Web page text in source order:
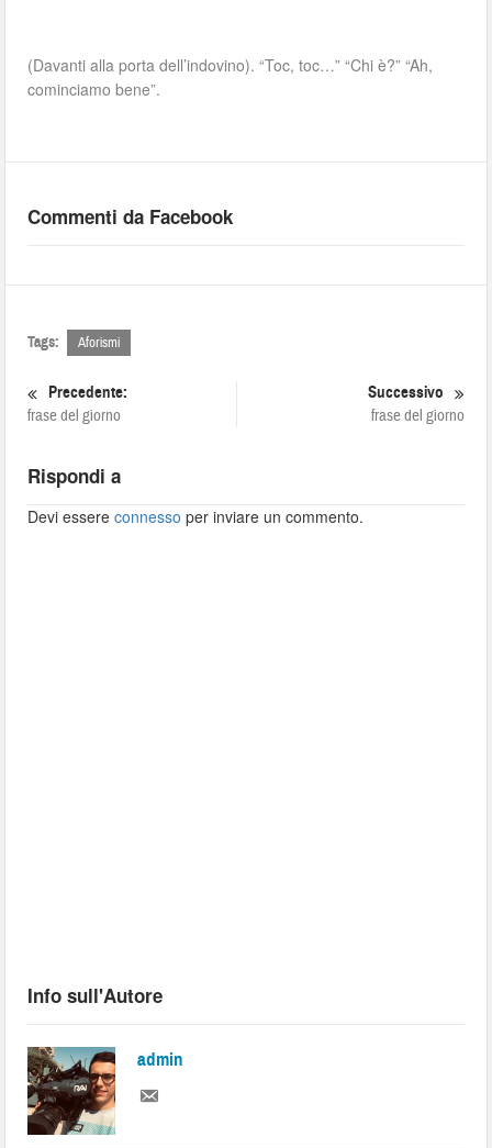
(Davanti alla porta dell’indovino). “Toc, toc…” “Chi è?” “Ah,
cominciamo bene”.
Commenti da Facebook
Tags: Aforismi
Precedente:
frase del giorno
Successivo
frase del giorno
Rispondi a
Devi essereconnesso per inviare un commento.
Info sull'Autore
admin